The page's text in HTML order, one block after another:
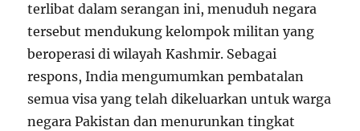
terlibat dalam serangan ini, menuduh negara
tersebut mendukung kelompok militan yang
beroperasi di wilayah Kashmir. Sebagai
respons, India mengumumkan pembatalan
semua visa yang telah dikeluarkan untuk warga
negara Pakistan dan menurunkan tingkat